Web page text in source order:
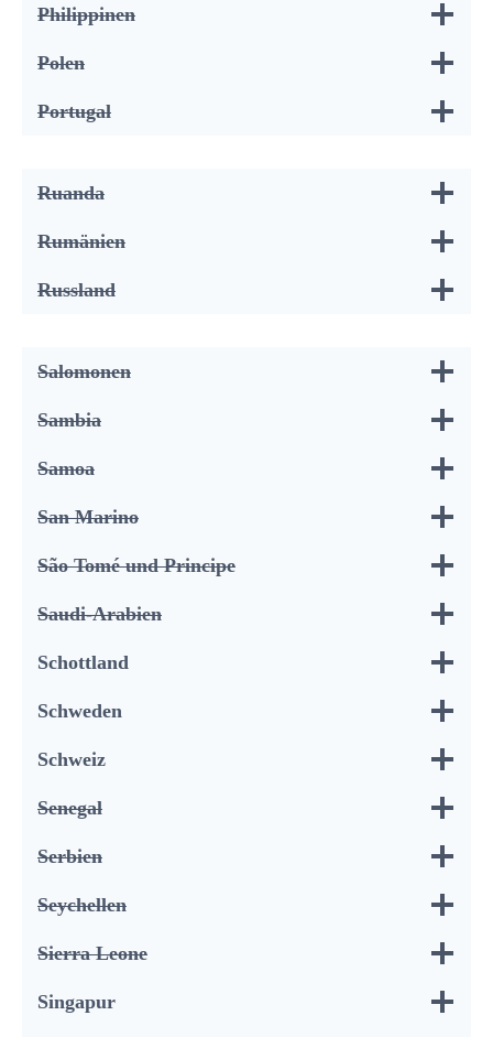
Philippinen
Polen
Portugal
Ruanda
Rumänien
Russland
Salomonen
Sambia
Samoa
San Marino
São Tomé und Principe
Saudi-Arabien
Schottland
Schweden
Schweiz
Senegal
Serbien
Seychellen
Sierra Leone
Singapur